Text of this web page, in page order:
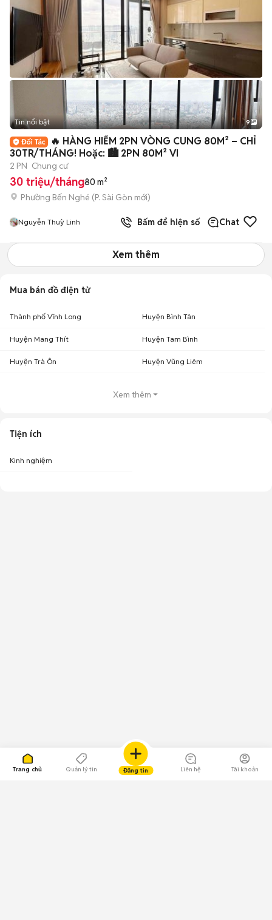
Trang chủ Quản lý tin Đăng tin Liên hệ Tài khoản
+2
Tin nổi bật 9
🔥 HÀNG HIẾM 2PN VÒNG CUNG 80M² – CHỈ
30TR/THÁNG! Hoặc: 🏙️ 2PN 80M² VI
2 PN Chung cư
30 triệu/tháng80 m²
Phường Bến Nghé (P. Sài Gòn mới)
Nguyễn Thuỳ Linh Bấm để hiện số Chat
Xem thêm
Mua bán đồ điện tử
Thành phố Vĩnh Long Huyện Bình Tân
Huyện Mang Thít Huyện Tam Bình
Huyện Trà Ôn Huyện Vũng Liêm
Xem thêm
Tiện ích
Kinh nghiệm